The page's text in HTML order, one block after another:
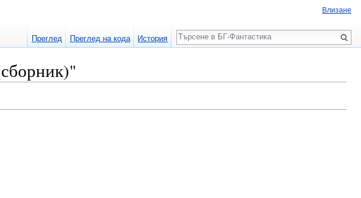
Влизане
Преглед Преглед на кода История
Търсене